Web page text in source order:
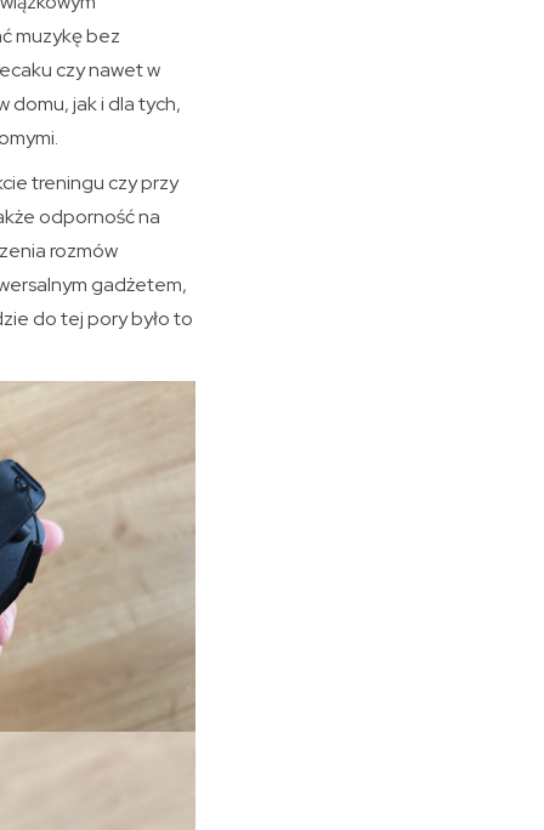
muzykę bez
czy nawet w
domu, jak i dla tych,
treningu czy przy
odporność na
rozmów
gadżetem,
do tej pory było to